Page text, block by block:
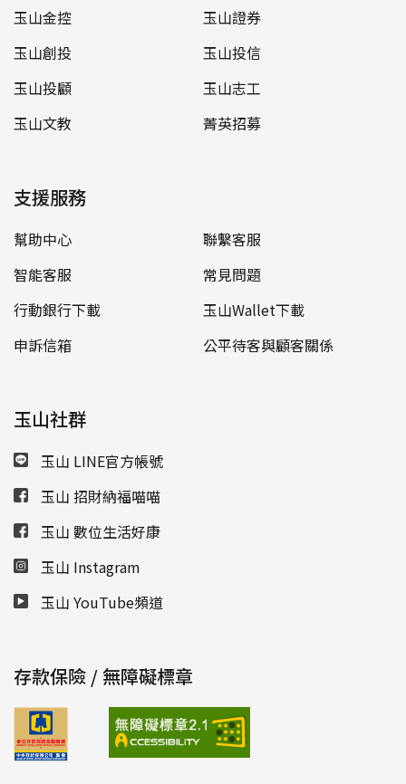
玉山金控
玉山證券
玉山創投
玉山投信
玉山投顧
玉山志工
玉山文教
菁英招募
支援服務
幫助中心
聯繫客服
智能客服
常見問題
行動銀行下載
玉山Wallet下載
申訴信箱
公平待客與顧客關係
玉山社群
玉山 LINE官方帳號
玉山 招財納福喵喵
玉山 數位生活好康
玉山 Instagram
玉山 YouTube頻道
存款保險 / 無障礙標章